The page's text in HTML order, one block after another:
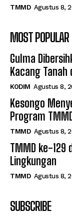
TMMD Agustus 8,
MOST POPULAR
Gulma
Kacang
KODIM Agustus 8,
Kesongo
Program
TMMD Agustus 8,
TMMD ke-129
Lingkungan
TMMD Agustus 8,
SUBSCRIBE